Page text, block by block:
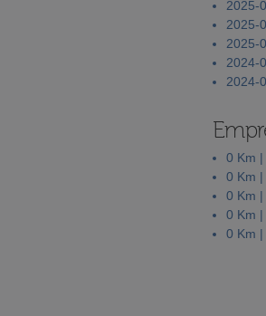
2025-
2025-
2025-
2024-
2024-
0 Km |
0 Km |
0 Km |
0 Km |
0 Km |